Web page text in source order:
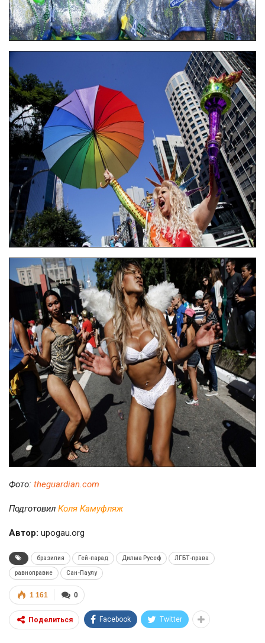
Фото: theguardian.com
Подготовил Коля Камуфляж
Автор: upogau.org
бразилия Гей-парад Дилма Русеф ЛГБТ-права
равноправие Сан-Паулу
0
1 161
Поделиться Facebook Twitter